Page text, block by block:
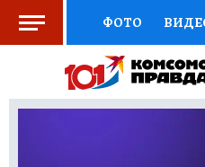
ФОТО
ВЫБОР